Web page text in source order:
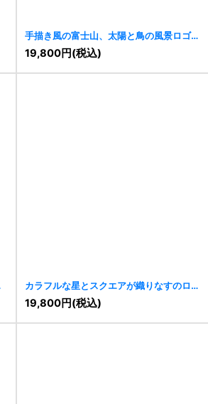
手描き風の富士山、太陽と鳥の風景ロゴ
[10290]
19,800円(税込)
カラフルな星とスクエアが織りなすのロゴ
[10901]
19,800円(税込)